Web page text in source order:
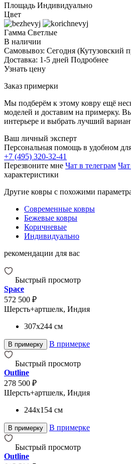
Площадь Индивидуально
Цвет
Гамма Светлые
В наличии
Самовывоз: Сегодня (Кутузовский
Доставка: 1-5 дней Подробнее
Узнать цену
Заказ примерки
Мы подберём к этому ковру ещё
моделей и доставим на примерку.
интерьере и выбрать лучший
Ваш личный эксперт
Персональная помощь в удобном
+7 (495) 320-32-41
Перезвоните мне Чат в телеграм
характеристики
Другие ковры с похожими
Современные ковры
Бежевые ковры
Коричневые
Индивидуально
рекомендации для вас
Быстрый просмотр
Space
572 500 ₽
Шерсть+артшелк, Индия
307x244 см
В примерку В примерке
Быстрый просмотр
Outline
278 500 ₽
Шерсть+артшелк, Индия
244x154 см
В примерку В примерке
Быстрый просмотр
Outline